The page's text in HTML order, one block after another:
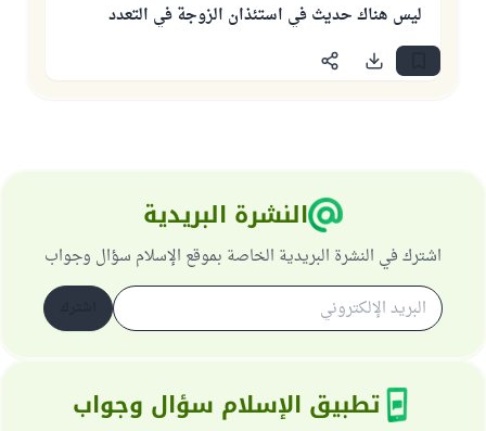
ليس هناك حديث في استئذان الزوجة في التعدد
النشرة البريدية
اشترك في النشرة البريدية الخاصة بموقع الإسلام سؤال وجواب
تطبيق الإسلام سؤال وجواب